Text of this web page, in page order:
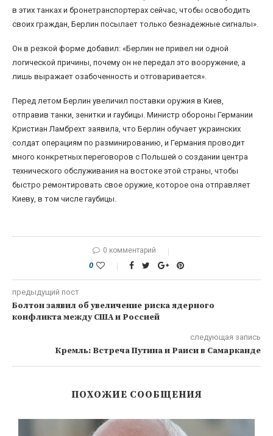
в этих танках и бронетранспортерах сейчас, чтобы освободить
своих граждан, Берлин посылает только безнадежные сигналы».
Он в резкой форме добавил: «Берлин не привел ни одной
логической причины, почему он не передал это вооружение, а
лишь выражает озабоченность и отговаривается».
Перед летом Берлин увеличил поставки оружия в Киев,
отправив танки, зенитки и гаубицы. Министр обороны Германии
Кристиан Ламбрехт заявила, что Берлин обучает украинских
солдат операциям по разминированию, и Германия проводит
много конкретных переговоров с Польшей о создании центра
технического обслуживания на востоке этой страны, чтобы
быстро ремонтировать свое оружие, которое она отправляет
Киеву, в том числе гаубицы.
0 комментарий
0
предыдущий пост
Болтон заявил об увеличение риска ядерного
конфликта между США и Россией
следующая запись
Кремль: Встреча Путина и Раиси в Самарканде
ПОХОЖИЕ СООБЩЕНИЯ